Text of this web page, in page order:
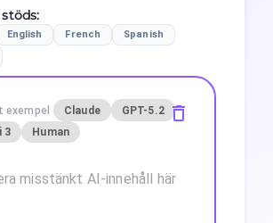
:
English French
Spanish
exempel Claude
GPT-5.2
3
Human